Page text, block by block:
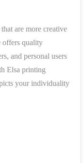
are more creative
offers quality
and personal users
Elsa printing
your individuality